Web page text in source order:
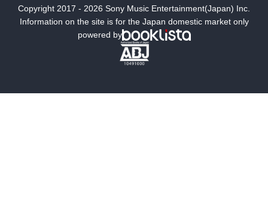
ミステリー SF
文学
Copyright 2017 - 2026 Sony Music Entertainment(Japan) Inc.
Information on the site is for the Japan domestic market only
powered by